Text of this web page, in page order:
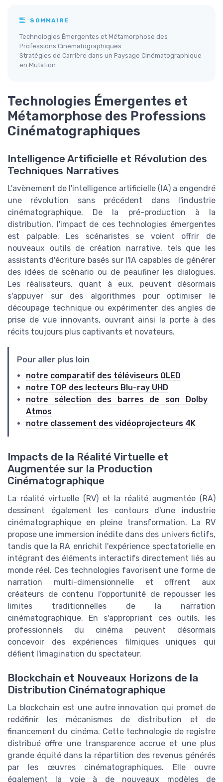
SOMMAIRE
Technologies Émergentes et Métamorphose des
Professions Cinématographiques
Stratégies de Carrière dans un Paysage Cinématographique
en Mutation
Technologies Émergentes et
Métamorphose des Professions
Cinématographiques
Intelligence Artificielle et Révolution des
Techniques Narratives
L'avènement de l'intelligence artificielle (IA) a engendré
une révolution sans précédent dans l'industrie
cinématographique. De la pré-production à la
distribution, l'impact de ces technologies émergentes
est palpable. Les scénaristes se voient offrir de
nouveaux outils de création narrative, tels que les
assistants d'écriture basés sur l'IA capables de générer
des idées de scénario ou de peaufiner les dialogues.
Les réalisateurs, quant à eux, peuvent désormais
s'appuyer sur des algorithmes pour optimiser le
découpage technique ou expérimenter des angles de
prise de vue innovants, ouvrant ainsi la porte à des
récits toujours plus captivants et novateurs.
Pour aller plus loin
notre comparatif des téléviseurs OLED
notre TOP des lecteurs Blu-ray UHD
notre sélection des barres de son Dolby
Atmos
notre classement des vidéoprojecteurs 4K
Impacts de la Réalité Virtuelle et
Augmentée sur la Production
Cinématographique
La réalité virtuelle (RV) et la réalité augmentée (RA)
dessinent également les contours d'une industrie
cinématographique en pleine transformation. La RV
propose une immersion inédite dans des univers fictifs,
tandis que la RA enrichit l'expérience spectatorielle en
intégrant des éléments interactifs directement liés au
monde réel. Ces technologies favorisent une forme de
narration multi-dimensionnelle et offrent aux
créateurs de contenu l'opportunité de repousser les
limites traditionnelles de la narration
cinématographique. En s'appropriant ces outils, les
professionnels du cinéma peuvent désormais
concevoir des expériences filmiques uniques qui
défient l'imagination du spectateur.
Blockchain et Nouveaux Horizons de la
Distribution Cinématographique
La blockchain est une autre innovation qui promet de
redéfinir les mécanismes de distribution et de
financement du cinéma. Cette technologie de registre
distribué offre une transparence accrue et une plus
grande équité dans la répartition des revenus générés
par les œuvres cinématographiques. Elle ouvre
également la voie à de nouveaux modèles de